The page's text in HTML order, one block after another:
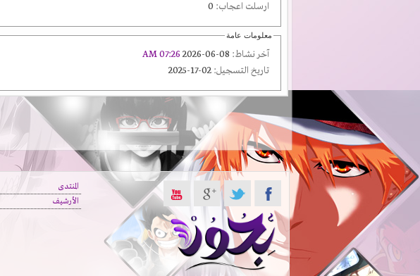
ارسلت اعجاب:
معلومات عامة
آخر نشاط:
07:26 AM
تاريخ التسجيل:
المنتدى
الأرشيف